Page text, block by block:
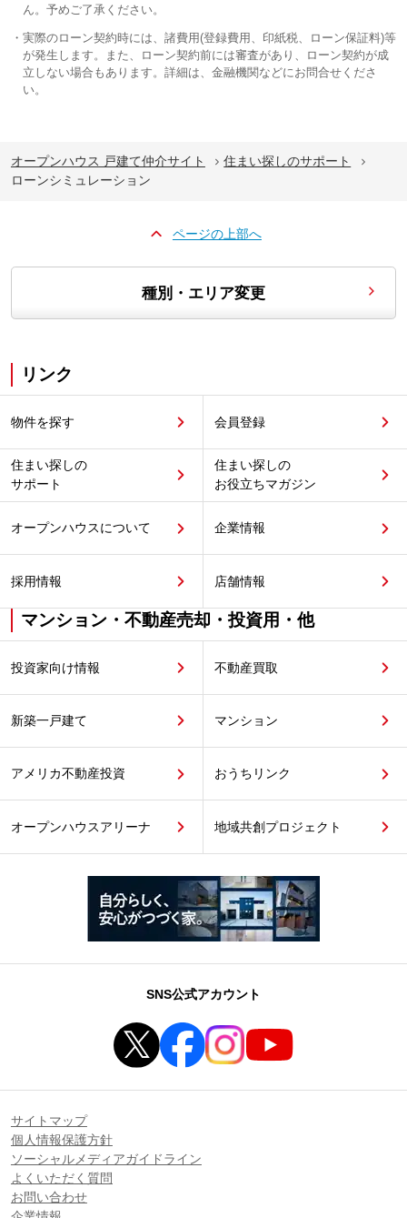
ん。予めご了承ください。
実際のローン契約時には、諸費用(登録費用、印紙税、ローン保証料)等
が発生します。また、ローン契約前には審査があり、ローン契約が成
立しない場合もあります。詳細は、金融機関などにお問合せくださ
い。
オープンハウス 戸建て仲介サイト
住まい探しのサポート
ローンシミュレーション
ページの上部へ
種別・エリア変更
リンク
物件を探す 会員登録
住まい探しの
サポート
住まい探しの
お役立ちマガジン
オープンハウスについて 企業情報
採用情報 店舗情報
マンション・不動産売却・投資用・他
投資家向け情報 不動産買取
新築一戸建て マンション
アメリカ不動産投資 おうちリンク
オープンハウスアリーナ 地域共創プロジェクト
SNS公式アカウント
サイトマップ
個人情報保護方針
ソーシャルメディアガイドライン
よくいただく質問
お問い合わせ